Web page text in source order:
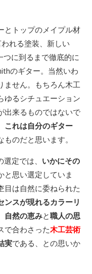
とトップのメイプル材
れる塗装、新しい
つに到るまで徹底的に
のギター。当然いわ
ません。もちろん木工
ゆるシチュエーション
出来るものではないで
これは自分のギター
のだと思います。
定では、 いかにその
と思い選定していま
目は自然に委ねられた
ンスが現れるカラーリ
自然の恵みと職人の思
で合わさった木工芸術
実である、との思いか